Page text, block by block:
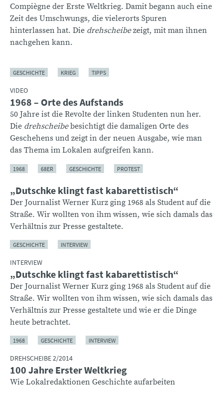
Compiègne der Erste Weltkrieg. Damit begann auch eine
Zeit des Umschwungs, die vielerorts Spuren
hinterlassen hat. Die drehscheibezeigt, mit man ihnen
nachgehen kann.
GESCHICHTE KRIEG TIPPS
VIDEO
1968 – Orte des Aufstands
50 Jahre ist die Revolte der linken Studenten nun her.
Die drehscheibebesichtigt die damaligen Orte des
Geschehens und zeigt in der neuen Ausgabe, wie man
das Thema im Lokalen aufgreifen kann.
1968 68ER GESCHICHTE PROTEST
„Dutschke klingt fast kabarettistisch“
Der Journalist Werner Kurz ging 1968 als Student auf die
Straße. Wir wollten von ihm wissen, wie sich damals das
Verhältnis zur Presse gestaltete.
GESCHICHTE INTERVIEW
INTERVIEW
„Dutschke klingt fast kabarettistisch“
Der Journalist Werner Kurz ging 1968 als Student auf die
Straße. Wir wollten von ihm wissen, wie sich damals das
Verhältnis zur Presse gestaltete und wie er die Dinge
heute betrachtet.
1968 GESCHICHTE INTERVIEW
DREHSCHEIBE 2/2014
100 Jahre Erster Weltkrieg
Wie Lokalredaktionen Geschichte aufarbeiten